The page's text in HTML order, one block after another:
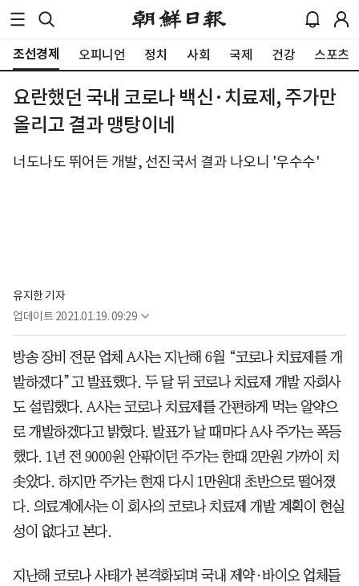
조선경제 오피니언 정치 사회 국제 건강 스포츠
요란했던 국내 코로나 백신·치료제, 주가만
올리고 결과 맹탕이네
너도나도 뛰어든 개발, 선진국서 결과 나오니 '우수수'
유지한 기자
업데이트 2021.01.19. 09:29
방송 장비 전문 업체 A사는 지난해 6월 “코로나 치료제를 개
발하겠다”고 발표했다. 두 달 뒤 코로나 치료제 개발 자회사
도 설립했다. A사는 코로나 치료제를 간편하게 먹는 알약으
로 개발하겠다고 밝혔다. 발표가 날 때마다 A사 주가는 폭등
했다. 1년 전 9000원 안팎이던 주가는 한때 2만원 가까이 치
솟았다. 하지만 주가는 현재 다시 1만원대 초반으로 떨어졌
다. 의료계에서는 이 회사의 코로나 치료제 개발 계획이 현실
성이 없다고 본다.
지난해 코로나 사태가 본격화되며 국내 제약·바이오 업체들